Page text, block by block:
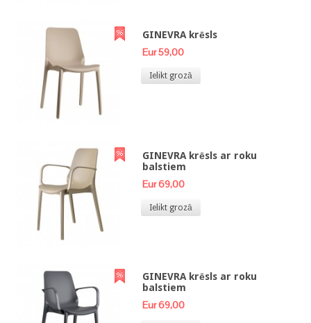
GINEVRA krēsls
Eur 59,00
Ielikt grozā
GINEVRA krēsls ar roku
balstiem
Eur 69,00
Ielikt grozā
GINEVRA krēsls ar roku
balstiem
Eur 69,00